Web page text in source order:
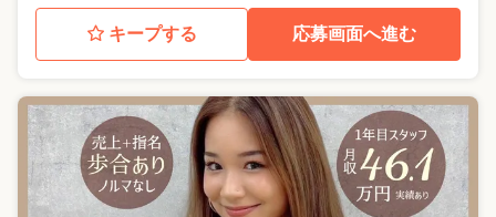
キープする 応募画面へ進む